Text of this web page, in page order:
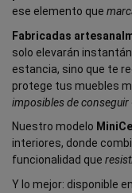
ese elemento que
Fabricadas
solo elevarán
estancia, sino que te
protege tus muebles
imposibles de conseguir
Nuestro modelo
interiores, donde
funcionalidad que
Y lo mejor: disponible en